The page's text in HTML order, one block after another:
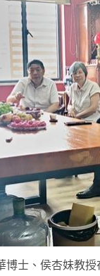
博士、侯杏妹教